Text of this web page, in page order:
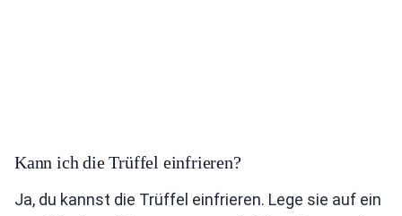
Kann ich die Trüffel einfrieren?
Ja, du kannst die Trüffel einfrieren. Lege sie auf ein